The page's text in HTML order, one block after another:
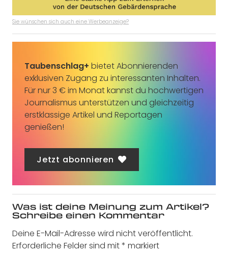
Sie wünschen sich auch eine Werbeanzeige?
Taubenschlag+ bietet Abonnierenden
exklusiven Zugang zu interessanten Inhalten.
Für nur 3 € im Monat kannst du hochwertigen
Journalismus unterstützen und gleichzeitig
erstklassige Artikel und Reportagen
genießen!
Jetzt abonnieren
Was ist deine Meinung zum Artikel?
Schreibe einen Kommentar
Deine E-Mail-Adresse wird nicht veröffentlicht.
Erforderliche Felder sind mit* markiert